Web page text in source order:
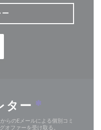
ー
ター *
らのEメールによる個別コミ
オファーを受け取る。